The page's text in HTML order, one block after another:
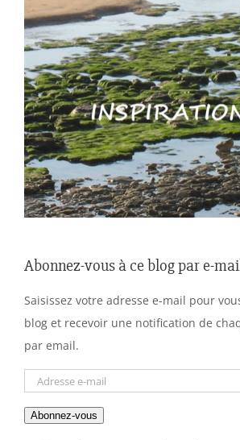
Abonnez-vous à ce blog par e-
Saisissez votre adresse e-mail pour
blog et recevoir une notification de
par email.
Adresse
mail
Abonnez-vous